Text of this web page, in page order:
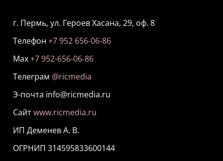
г. Пермь, ул. Героев Хасана, 29, оф. 8
Телефон +7 952 656-06-86
Мах+7 952-656-06-86
Телеграм @ricmedia
Э-почта info@ricmedia.ru
Сайтwww.ricmedia.ru
ИП Деменев А. В.
ОГРНИП 314595833600144